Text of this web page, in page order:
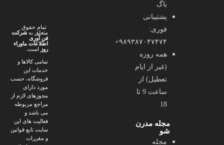
باگ
پشتیبانی
فوری:
۹۸۹۳۸۷۰۴۷۴۷۴+
همه روزه
(غیر از ایام
تعطیل) از
ساعت 9 تا
18
مجله مدرن
شو
مجله
تمام حقوق
متعلق بهشرکت
فن آوری
اطلاعات ماوراء
روز است.
تمامی کالاها و
خدمات این
فروشگاه، حسب
مورد دارای
مجوزهای لازم از
مراجع مربوطه
می باشد و
فعالیت های این
سایت تابع قوانین
و مقررات